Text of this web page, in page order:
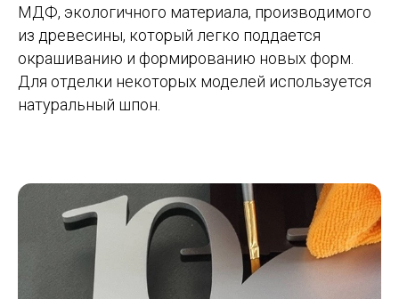
МДФ, экологичного материала, производимого
из древесины, который легко поддается
окрашиванию и формированию новых форм.
Для отделки некоторых моделей используется
натуральный шпон.